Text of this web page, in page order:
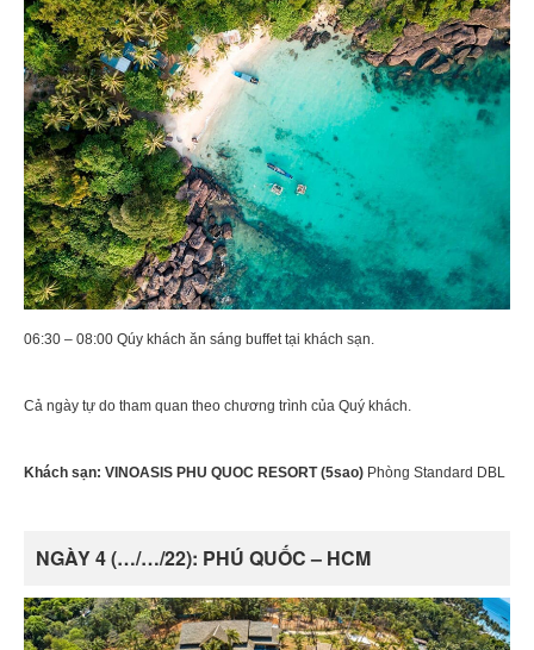
06:30 – 08:00 Qúy khách ăn sáng buffet tại khách sạn.
Cả ngày tự do tham quan theo chương trình của Quý khách.
Khách sạn: VINOASIS PHU QUOC RESORT (5sao) Phòng Standard DBL
NGÀY 4 (…/…/22): PHÚ QUỐC – HCM